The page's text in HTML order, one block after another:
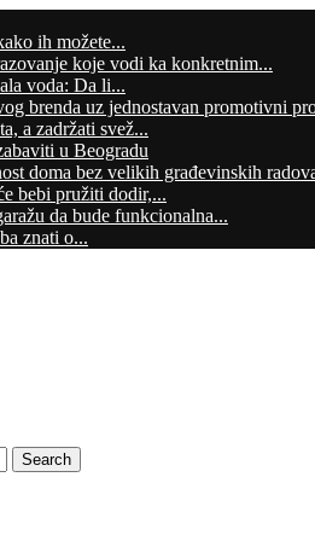
ih možete...
koje vodi ka konkretnim...
voda: Da li...
brenda uz jednostavan promotivni
a zadržati svež...
u Beogradu
doma bez velikih građevinskih
bebi pružiti dodir,...
da bude funkcionalna...
znati o...
Search